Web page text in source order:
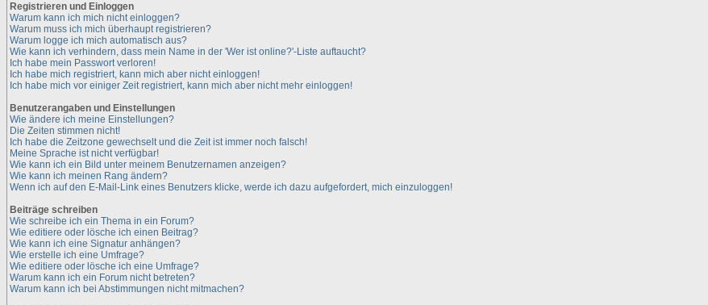
Registrieren und Einloggen
Warum kann ich mich nicht einloggen?
Warum muss ich mich überhaupt registrieren?
Warum logge ich mich automatisch aus?
Wie kann ich verhindern, dass mein Name in der 'Wer ist online?'-Liste auftaucht?
Ich habe mein Passwort verloren!
Ich habe mich registriert, kann mich aber nicht einloggen!
Ich habe mich vor einiger Zeit registriert, kann mich aber nicht mehr einloggen!
Benutzerangaben und Einstellungen
Wie ändere ich meine Einstellungen?
Die Zeiten stimmen nicht!
Ich habe die Zeitzone gewechselt und die Zeit ist immer noch falsch!
Meine Sprache ist nicht verfügbar!
Wie kann ich ein Bild unter meinem Benutzernamen anzeigen?
Wie kann ich meinen Rang ändern?
Wenn ich auf den E-Mail-Link eines Benutzers klicke, werde ich dazu aufgefordert, mich einzuloggen!
Beiträge schreiben
Wie schreibe ich ein Thema in ein Forum?
Wie editiere oder lösche ich einen Beitrag?
Wie kann ich eine Signatur anhängen?
Wie erstelle ich eine Umfrage?
Wie editiere oder lösche ich eine Umfrage?
Warum kann ich ein Forum nicht betreten?
Warum kann ich bei Abstimmungen nicht mitmachen?